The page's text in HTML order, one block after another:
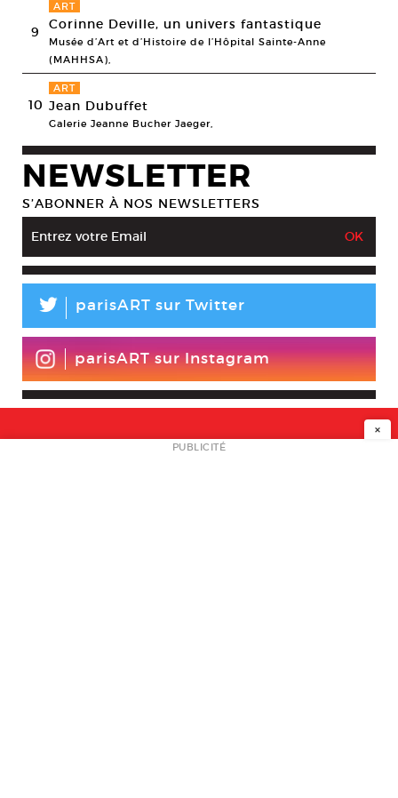
9
ART
Corinne Deville, un univers fantastique
Musée d’Art et d’Histoire de l’Hôpital Sainte-Anne
(MAHHSA),
10
ART
Jean Dubuffet
Galerie Jeanne Bucher Jaeger,
NEWSLETTER
S’ABONNER À NOS NEWSLETTERS
L parisART sur Twitter
parisART sur Instagram
NEWSLETTER
×
PUBLICITÉ